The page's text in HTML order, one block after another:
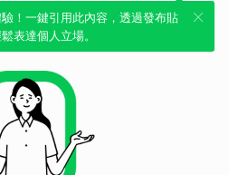
！一鍵引用此內容，透過發布貼
表達個人立場。